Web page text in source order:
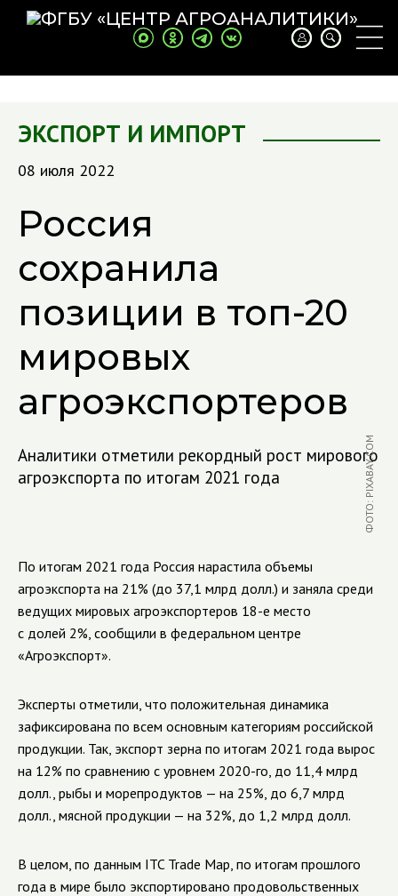
ЭКСПОРТ И ИМПОРТ
08 июля 2022
Россия
сохранила
позиции в топ-20
мировых
агроэкспортеров
Аналитики отметили рекордный рост мирового
агроэкспорта по итогам 2021 года
ФОТО: PIXABAY.COM
По итогам 2021 года Россия нарастила объемы
агроэкспорта на 21% (до 37,1 млрд долл.) и заняла среди
ведущих мировых агроэкспортеров 18-е место
с долей 2%, сообщили в федеральном центре
«Агроэкспорт».
Эксперты отметили, что положительная динамика
зафиксирована по всем основным категориям российской
продукции. Так, экспорт зерна по итогам 2021 года вырос
на 12% по сравнению с уровнем 2020-го, до 11,4 млрд
долл., рыбы и морепродуктов — на 25%, до 6,7 млрд
долл., мясной продукции — на 32%, до 1,2 млрд долл.
В целом, по данным ITC Trade Map, по итогам прошлого
года в мире было экспортировано продовольственных